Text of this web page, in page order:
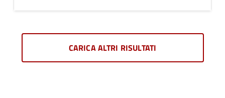
CARICA ALTRI RISULTATI